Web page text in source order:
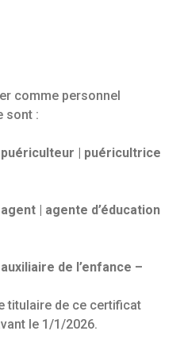
comme personnel
sont :
| puéricultrice
| agente d’éducation
de l’enfance –
titulaire de ce certificat
le 1/1/2026.